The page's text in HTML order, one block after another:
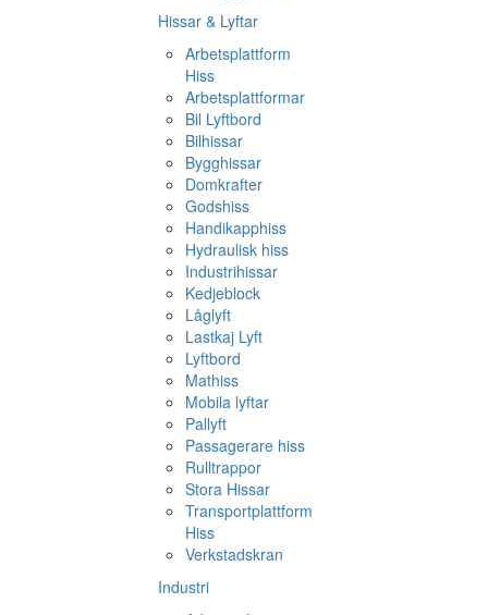
Hissar & Lyftar
Arbetsplattform
Hiss
Arbetsplattformar
Bil Lyftbord
Bilhissar
Bygghissar
Domkrafter
Godshiss
Handikapphiss
Hydraulisk hiss
Industrihissar
Kedjeblock
Låglyft
Lastkaj Lyft
Lyftbord
Mathiss
Mobila lyftar
Pallyft
Passagerare hiss
Rulltrappor
Stora Hissar
Transportplattform
Hiss
Verkstadskran
Industri